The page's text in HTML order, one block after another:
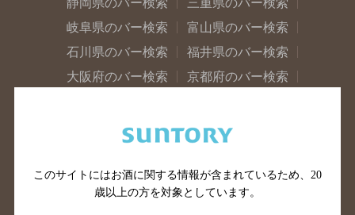
静岡県のバー検索
三重県のバー検索
岐阜県のバー検索
富山県のバー検索
石川県のバー検索
福井県のバー検索
大阪府のバー検索
京都府のバー検索
滋賀県のバー検索
和歌山県のバー検索
山口県のバー検索
鳥取県のバー検索
島根県のバー検索
徳島県のバー検索
このサイトにはお酒に関する情報が含まれているため、 20
歳以上の方を対象としています。